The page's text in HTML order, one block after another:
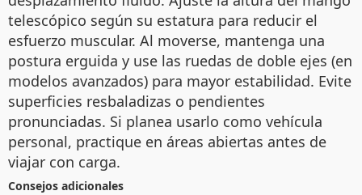
telescópico según su estatura para reducir el
esfuerzo muscular. Al moverse, mantenga una
postura erguida y use las ruedas de doble ejes (en
modelos avanzados) para mayor estabilidad. Evite
superficies resbaladizas o pendientes
pronunciadas. Si planea usarlo como vehícula
personal, practique en áreas abiertas antes de
viajar con carga.
Consejos adicionales